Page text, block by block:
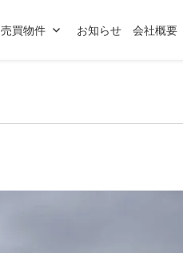
売買物件 お知らせ 会社概要